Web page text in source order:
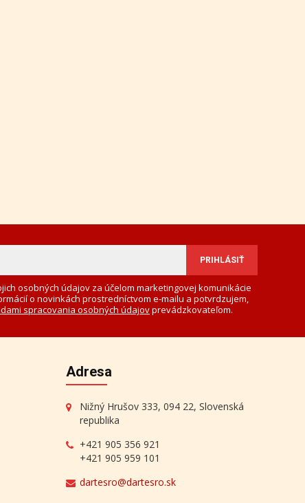
osobných údajov za účelom marketingovej komunikácie
o novinkách prostredníctvom e-mailu a potvrdzujem,
spracovania osobných údajovprevádzkovateľom.
Adresa
Nižný Hrušov 333, 094 22, Slovenská
republika
+421 905 356 921
+421 905 959 101
dartesro@dartesro.sk